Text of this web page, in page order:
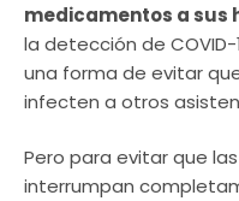
medicamentos a sus
la detección de
una forma de evitar
infecten a otros
Pero para evitar que
interrumpan